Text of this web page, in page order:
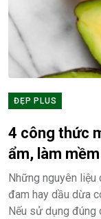
ĐẸP PLUS
4 công thức
ẩm, làm
Những nguyên liệu
đam hay dầu dừa
Nếu sử dụng đúng